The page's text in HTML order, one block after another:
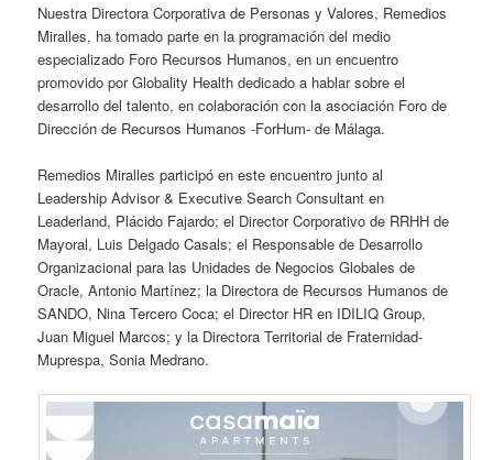
Nuestra Directora Corporativa de Personas y Valores, Remedios
Miralles, ha tomado parte en la programación del medio
especializado Foro Recursos Humanos, en un encuentro
promovido por Globality Health dedicado a hablar sobre el
desarrollo del talento, en colaboración con la asociación Foro de
Dirección de Recursos Humanos -ForHum- de Málaga.
Remedios Miralles participó en este encuentro junto al
Leadership Advisor & Executive Search Consultant en
Leaderland, Plácido Fajardo; el Director Corporativo de RRHH de
Mayoral, Luis Delgado Casals; el Responsable de Desarrollo
Organizacional para las Unidades de Negocios Globales de
Oracle, Antonio Martínez; la Directora de Recursos Humanos de
SANDO, Nina Tercero Coca; el Director HR en IDILIQ Group,
Juan Miguel Marcos; y la Directora Territorial de Fraternidad-
Muprespa, Sonia Medrano.